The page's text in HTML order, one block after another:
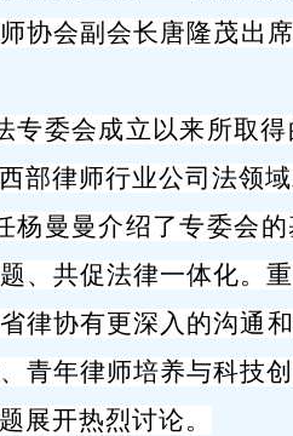
协会副会长唐隆茂出
委会成立以来所取
西部律师行业公司法领
曼曼介绍了专委会
、共促法律一体化。
律协有更深入的沟通和
青年律师培养与科技
展开热烈讨论。